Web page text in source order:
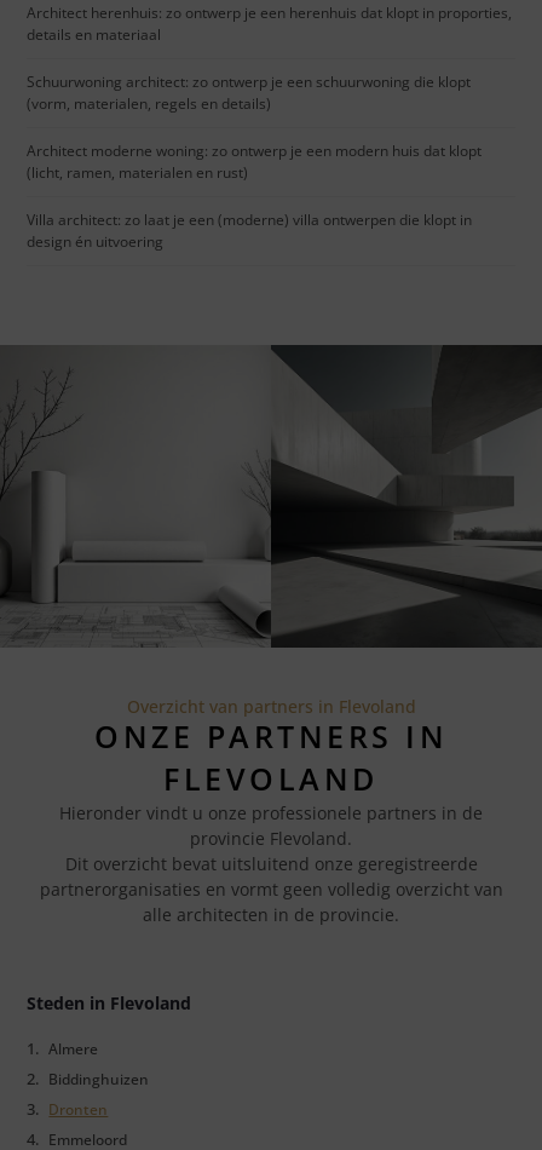
Architect herenhuis: zo ontwerp je een herenhuis dat klopt in proporties,
details en materiaal
Schuurwoning architect: zo ontwerp je een schuurwoning die klopt
(vorm, materialen, regels en details)
Architect moderne woning: zo ontwerp je een modern huis dat klopt
(licht, ramen, materialen en rust)
Villa architect: zo laat je een (moderne) villa ontwerpen die klopt in
design én uitvoering
Overzicht van partners in Flevoland
ONZE PARTNERS IN
FLEVOLAND
Hieronder vindt u onze professionele partners in de
provincie Flevoland.
Dit overzicht bevat uitsluitend onze geregistreerde
partnerorganisaties en vormt geen volledig overzicht van
alle architecten in de provincie.
Steden in Flevoland
Almere
Biddinghuizen
Dronten
Emmeloord